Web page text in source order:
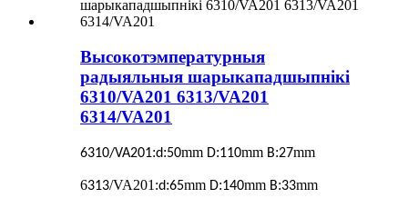
Высокотэмпературныя
радыяльныя шарыкападшыпнікі
6310/VA201 6313/VA201
6314/VA201
6310/VA201:d:50mm D:110mm B:27mm
6313/VA201 :d:65mm D:140mm B:33mm